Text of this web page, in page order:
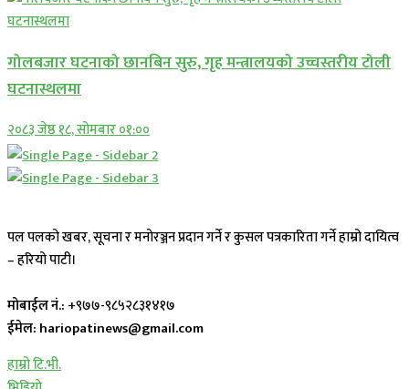
गोलबजार घटनाको छानबिन सुरु, गृह मन्त्रालयको उच्चस्तरीय टोली
घटनास्थलमा
२०८३ जेष्ठ १८, सोमबार ०१:००
पल पलको खबर, सूचना र मनोरञ्जन प्रदान गर्ने र कुसल पत्रकारिता गर्ने हाम्रो दायित्व
– हरियो पाटी।
मोबाईल नं.: +९७७-९८५२८३१४१७
ईमेल: hariopatinews@gmail.com
हाम्रो टि.भी.